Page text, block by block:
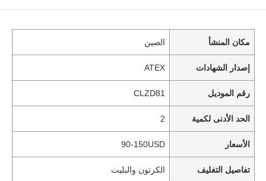
مكان المنشأ الصين
إصدار الشهادات ATEX
رقم الموديل CLZD81
الحد الأدنى لكمية 2
الأسعار 90-150USD
تفاصيل التغليف الكرتون والبليت